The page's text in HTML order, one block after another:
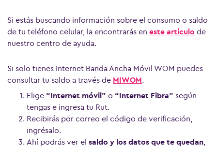
Si estás buscando información sobre el consumo o saldo
de tu teléfono celular, la encontrarás en este artículo de
nuestro centro de ayuda.
Si solo tienes Internet Banda Ancha Móvil WOM puedes
consultar tu saldo a través de MIWOM.
Elige “Internet móvil” o “Internet Fibra” según
tengas e ingresa tu Rut.
Recibirás por correo el código de verificación,
ingrésalo.
Ahí podrás ver el saldo y los datos que te quedan,